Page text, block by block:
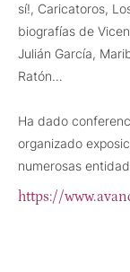
sí!, Caricatoros,
biografías de
Julián García,
Ratón…
Ha dado
organizado
numerosas
https://